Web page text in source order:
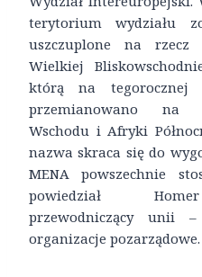
terytorium wydziału
uszczuplone na rzecz
Wielkiej
którą na tegorocznej
przemianowano na
Wschodu i Afryki
nazwa skraca się do
MENA powszechnie
powiedział
przewodniczący unii
organizacje pozarządowe.